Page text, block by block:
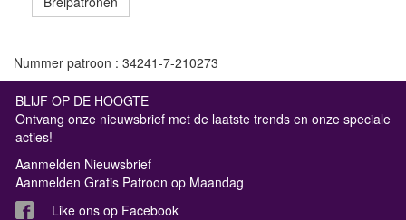
Nummer patroon : 34241-7-210273
BLIJF OP DE HOOGTE
Ontvang onze nieuwsbrief met de laatste trends en onze speciale
acties!
Aanmelden Nieuwsbrief
Aanmelden Gratis Patroon op Maandag
Like ons op Facebook